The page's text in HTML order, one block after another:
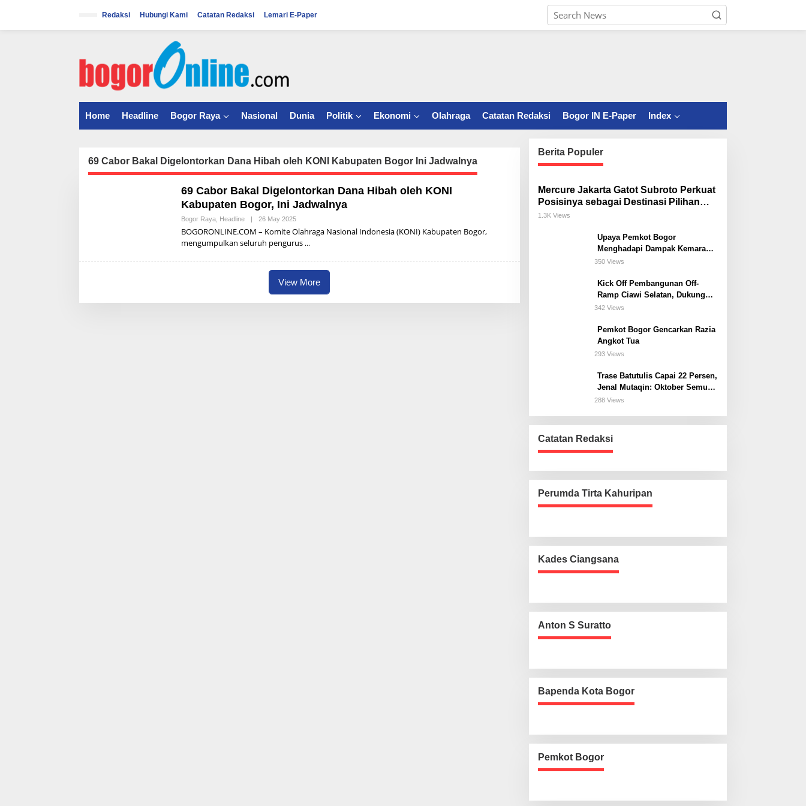
i
Redaksi Hubungi Kami Catatan Redaksi Lemari E-Paper
Home Headline Bogor Raya Nasional Dunia Politik Ekonomi Olahraga Catatan Redaksi Bogor IN E-Paper Index
69 Cabor Bakal Digelontorkan Dana Hibah oleh KONI Kabupaten Bogor Ini Jadwalnya
69 Cabor Bakal Digelontorkan Dana Hibah oleh KONI
Kabupaten Bogor, Ini Jadwalnya
Bogor Raya Headline | 26 May 2025
Y
A
Q
N
B
O
BOGORONLINE.COM – Komite Olahraga Nasional Indonesia (KONI) Kabupaten Bogor,
mengumpulkan seluruh pengurus
View More
Berita Populer
Mercure Jakarta Gatot Subroto Perkuat
Posisinya sebagai Destinasi Pilihan
untuk Bisnis, Staycation, Meeting, dan
1.3K Views
Upaya Pemkot Bogor
Menghadapi Dampak Kemarau
Panjang
350 Views
Kick Off Pembangunan Off-
Ramp Ciawi Selatan, Dukung
Konektivitas Antarwilayah di
342 Views
Pemkot Bogor Gencarkan Razia
Angkot Tua
293 Views
Trase Batutulis Capai 22 Persen,
Jenal Mutaqin: Oktober Semua
Harus Beres
288 Views
Catatan Redaksi
Perumda Tirta Kahuripan
Kades Ciangsana
Anton S Suratto
Bapenda Kota Bogor
Pemkot Bogor